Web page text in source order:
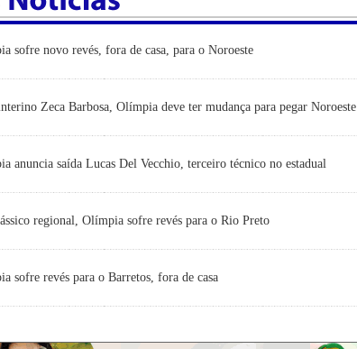
sofre novo revés, fora de casa, para o Noroeste
Zeca Barbosa, Olímpia deve ter mudança para pegar Noroeste
anuncia saída Lucas Del Vecchio, terceiro técnico no estadual
regional, Olímpia sofre revés para o Rio Preto
sofre revés para o Barretos, fora de casa